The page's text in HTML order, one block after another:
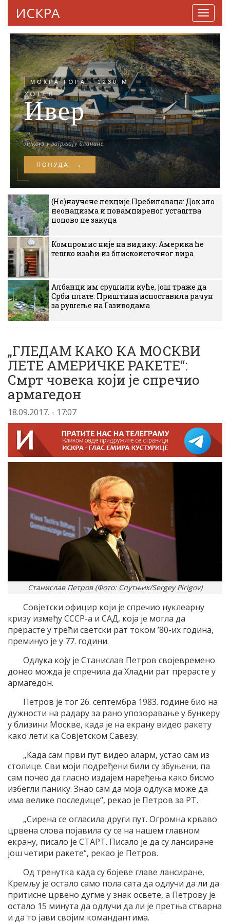
ИСКРА
(Не)научене лекције Пребиловаца: Док зло
неонацизма и повампиреног усташтва
поново не закуца
Компромис није на видику: Америка ће
тешко изаћи из блискоисточног вира
Албанци им срушили куће, још траже да
Срби плате: Приштина испоставила рачун
за рушење на Газиводама
„ГЛЕДАМ КАКО КА МОСКВИ
ЛЕТЕ АМЕРИЧКЕ РАКЕТЕ“:
Смрт човека који је спречио
армагедон
18.09.2017. - 17:07
Станислав Петров (Фото: Спутњик/Sergey Pirigov)
Совјетски официр који је спречио нуклеарну
кризу између СССР-а и САД, која је могла да
прерасте у трећи светски рат током ’80-их година,
преминуо је у 77. години.
Одлука коју је Станислав Петров својевремено
донео можда је спречила да Хладни рат прерасте у
армагедон.
Петров је тог 26. септембра 1983. године био на
дужности на радару за рано упозоравање у бункеру
у близини Москве, када је на екрану видео ракету
како лети ка Совјетском Савезу.
„Када сам први пут видео аларм, устао сам из
столице. Сви моји подређени били су збуњени, па
сам почео да гласно издајем наређења како бисмо
избегли панику. Знао сам да моја одлука може да
има велике последице“, рекао је Петров за РТ.
„Сирена се огласила други пут. Огромна крваво
црвена слова појавила су се на нашем главном
екрану, писало је СТАРТ. Писало је да су лансиране
још четири ракете“, рекао је Петров.
Од тренутка када су бојеве главе лансиране,
Кремљу је остало само пола сата да одлучи да ли да
притисне црвено дугме у знак освете, а Петрову је
остало 15 минута да одлучи да ли је претња стварна
и да то јави својим командантима.